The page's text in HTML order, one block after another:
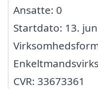
Ansatte: 0
Startdato: 13.
CVR: 33673361